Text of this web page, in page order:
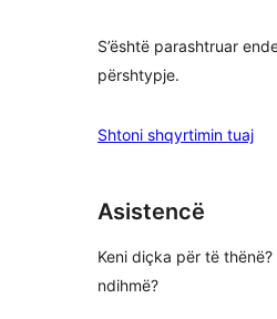
S’është parashtruar
përshtypje.
Shtoni shqyrtimin tuaj
Asistencë
Keni diçka për të
ndihmë?